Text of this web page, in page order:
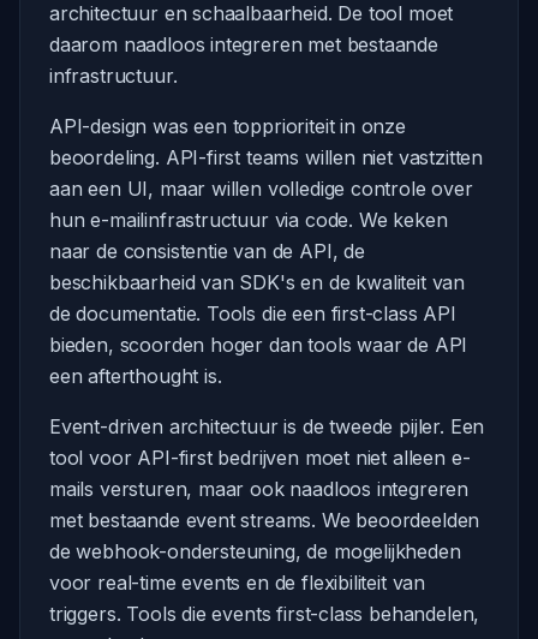
architectuur en schaalbaarheid. De tool moet
daarom naadloos integreren met bestaande
infrastructuur.
API-design was een topprioriteit in onze
beoordeling. API-first teams willen niet vastzitten
aan een UI, maar willen volledige controle over
hun e-mailinfrastructuur via code. We keken
naar de consistentie van de API, de
beschikbaarheid van SDK's en de kwaliteit van
de documentatie. Tools die een first-class API
bieden, scoorden hoger dan tools waar de API
een afterthought is.
Event-driven architectuur is de tweede pijler. Een
tool voor API-first bedrijven moet niet alleen e-
mails versturen, maar ook naadloos integreren
met bestaande event streams. We beoordeelden
de webhook-ondersteuning, de mogelijkheden
voor real-time events en de flexibiliteit van
triggers. Tools die events first-class behandelen,